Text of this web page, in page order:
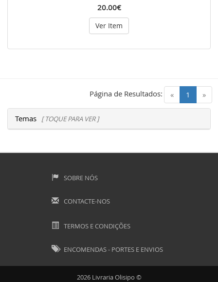
20.00€
Ver Item
« 1 (current)
»
Página de Resultados:
Temas [ TOQUE PARA VER ]
SOBRE NÓS
CONTACTE-NOS
TERMOS E CONDIÇÕES
ENCOMENDAS - PORTES E ENVIOS
2026 Livraria Olisipo ©